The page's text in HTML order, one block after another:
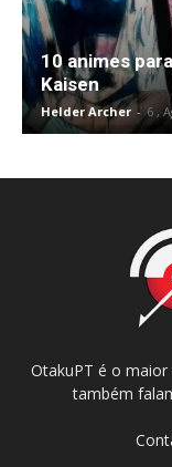
10 animes
Kaisen
Helder Archer - 6 ,
OtakuPT é o
também